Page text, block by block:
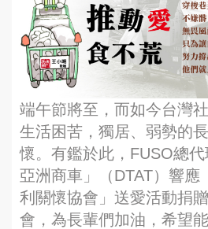
端午節將至，而如今台灣
生活困苦，獨居、弱勢的
懷。有鑑於此，FUSO總
亞洲商車」（DTAT）響應
利關懷協會」送愛活動捐
會，為長輩們加油，希望